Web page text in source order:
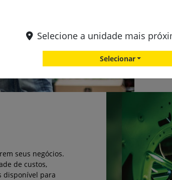
seus negócios.
de custos,
disponível para
Selecione a unidade mais
Selecionar